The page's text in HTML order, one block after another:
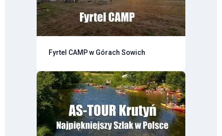
Fyrtel CAMP w Górach Sowich